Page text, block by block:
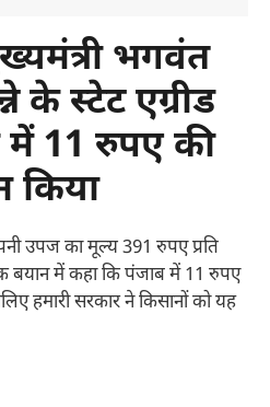
भगवंत
के स्टेट एग्रीड
में 11 रुपए की
किया
उपज का मूल्य 391 रुपए प्रति
बयान में कहा कि पंजाब में 11 रुपए
हमारी सरकार ने किसानों को यह